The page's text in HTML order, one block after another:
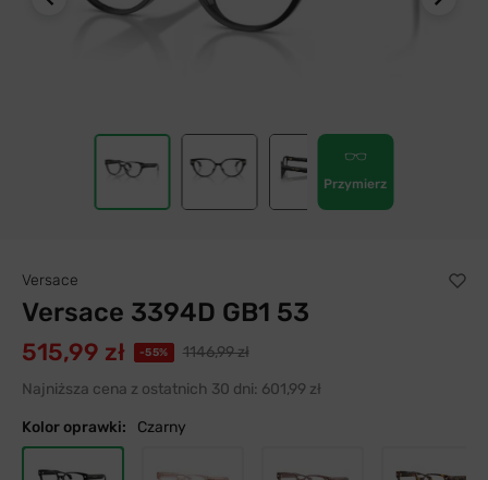
Przymierz
Versace
Versace 3394D GB1 53
515,99 zł -55%
1146,99 zł
Najniższa cena z ostatnich 30 dni: 601,99 zł
Kolor oprawki: Czarny